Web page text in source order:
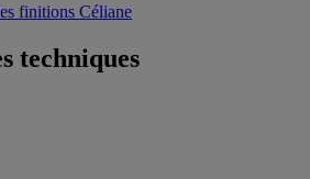
finitions Céliane
techniques